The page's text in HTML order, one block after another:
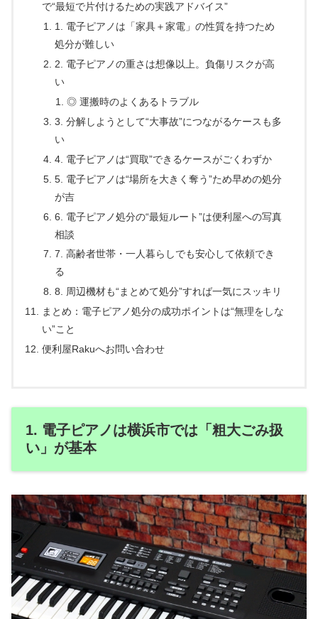
で“最短で片付けるための実践アドバイス”
1. 電子ピアノは「家具＋家電」の性質を持つため
処分が難しい
2. 電子ピアノの重さは想像以上。負傷リスクが高
い
◎ 運搬時のよくあるトラブル
3. 分解しようとして“大事故”につながるケースも多
い
4. 電子ピアノは“買取”できるケースがごくわずか
5. 電子ピアノは“場所を大きく奪う”ため早めの処分
が吉
6. 電子ピアノ処分の“最短ルート”は便利屋への写真
相談
7. 高齢者世帯・一人暮らしでも安心して依頼でき
る
8. 周辺機材も“まとめて処分”すれば一気にスッキリ
まとめ：電子ピアノ処分の成功ポイントは“無理をしな
い”こと
便利屋Rakuへお問い合わせ
1. 電子ピアノは横浜市では「粗大ごみ扱
い」が基本